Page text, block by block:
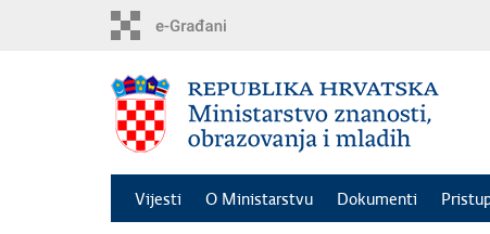
Vijesti O Ministarstvu Dokumenti